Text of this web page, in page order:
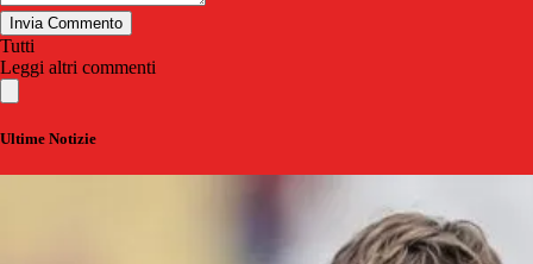
Invia Commento
Tutti
Leggi altri commenti
Ultime Notizie